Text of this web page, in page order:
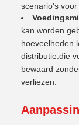
scenario's
kan worden
hoeveelheden
distributie.die
bewaard
verliezen.